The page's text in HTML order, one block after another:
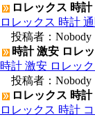
ロレックス 時
ロレックス 時計
投稿者： Nobody
時計 激安 ロレ
時計 激安 ロレッ
投稿者： Nobody
ロレックス 時
ロレックス 時計